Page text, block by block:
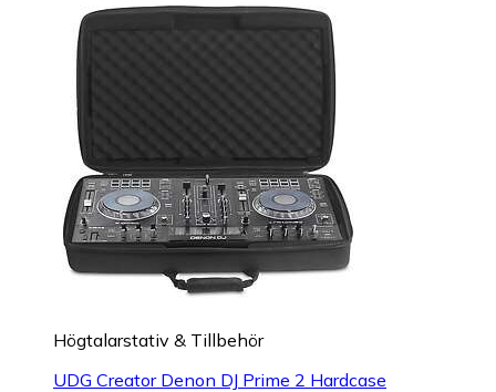
Högtalarstativ & Tillbehör
UDG Creator Denon DJ Prime 2 Hardcase